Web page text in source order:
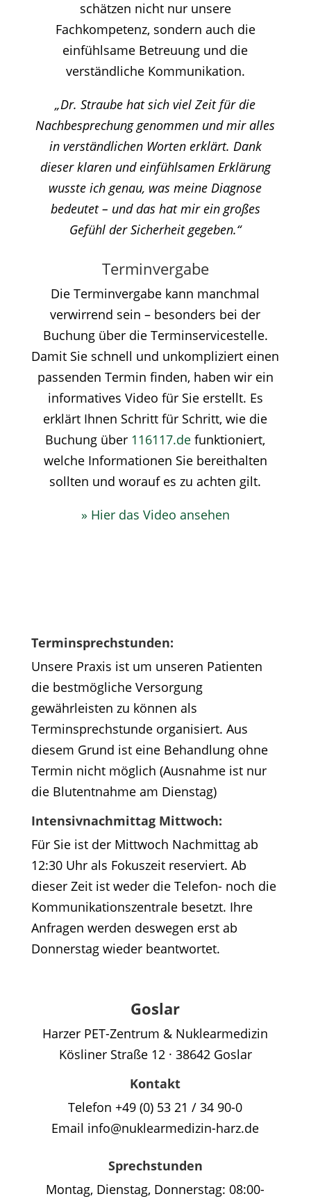
schätzen nicht nur unsere
Fachkompetenz, sondern auch die
einfühlsame Betreuung und die
verständliche Kommunikation.
„Dr. Straube hat sich viel Zeit für die
Nachbesprechung genommen und mir alles
in verständlichen Worten erklärt. Dank
dieser klaren und einfühlsamen Erklärung
wusste ich genau, was meine Diagnose
bedeutet – und das hat mir ein großes
Gefühl der Sicherheit gegeben.“
Terminvergabe
Die Terminvergabe kann manchmal
verwirrend sein – besonders bei der
Buchung über die Terminservicestelle.
Damit Sie schnell und unkompliziert einen
passenden Termin finden, haben wir ein
informatives Video für Sie erstellt. Es
erklärt Ihnen Schritt für Schritt, wie die
Buchung über 116117.de funktioniert,
welche Informationen Sie bereithalten
sollten und worauf es zu achten gilt.
» Hier das Video ansehen
Terminsprechstunden:
Unsere Praxis ist um unseren Patienten
die bestmögliche Versorgung
gewährleisten zu können als
Terminsprechstunde organisiert. Aus
diesem Grund ist eine Behandlung ohne
Termin nicht möglich (Ausnahme ist nur
die Blutentnahme am Dienstag)
Intensivnachmittag Mittwoch:
Für Sie ist der Mittwoch Nachmittag ab
12:30 Uhr als Fokuszeit reserviert. Ab
dieser Zeit ist weder die Telefon- noch die
Kommunikationszentrale besetzt. Ihre
Anfragen werden deswegen erst ab
Donnerstag wieder beantwortet.
Goslar
Harzer PET-Zentrum & Nuklearmedizin
Kösliner Straße 12 · 38642 Goslar
Kontakt
Telefon +49 (0) 53 21 / 34 90-0
Email info@nuklearmedizin-harz.de
Sprechstunden
Montag, Dienstag, Donnerstag: 08:00-